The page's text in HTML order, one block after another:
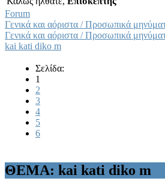
Forum
Γενικά και αόριστα / Προσωπικά
Γενικά και αόριστα / Προσωπικά
kai kati diko m
Σελίδα:
1
2
3
4
5
6
ΘΕΜΑ: kai kati diko m